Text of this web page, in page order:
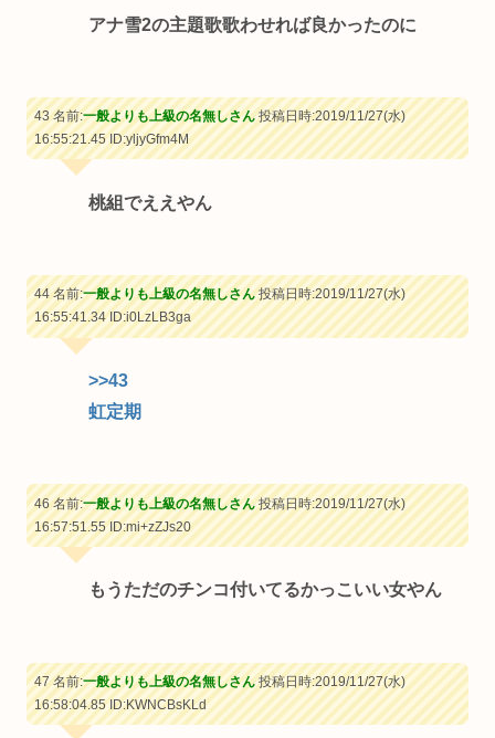
アナ雪2の主題歌歌わせれば良かったのに
43 名前:一般よりも上級の名無しさん投稿日時:2019/11/27(水)
16:55:21.45ID:yljyGfm4M
桃組でええやん
44 名前:一般よりも上級の名無しさん投稿日時:2019/11/27(水)
16:55:41.34ID:i0LzLB3ga
>>43
虹定期
46 名前:一般よりも上級の名無しさん投稿日時:2019/11/27(水)
16:57:51.55ID:mi+zZJs20
もうただのチンコ付いてるかっこいい女やん
47 名前:一般よりも上級の名無しさん投稿日時:2019/11/27(水)
16:58:04.85ID:KWNCBsKLd